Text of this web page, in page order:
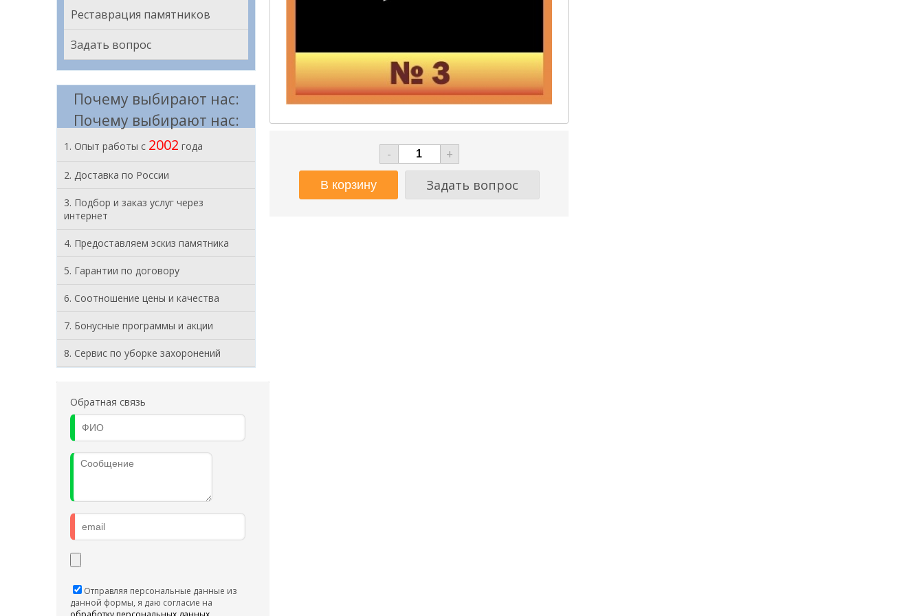
Реставрация памятников
Задать вопрос
Почему выбирают нас:
Почему выбирают нас:
1. Опыт работы с 2002 года
2. Доставка по России
3. Подбор и заказ услуг через
интернет
4. Предоставляем эскиз памятника
5. Гарантии по договору
6. Соотношение цены и качества
7. Бонусные программы и акции
8. Cервис по уборке захоронений
Обратная связь
Отправляя персональные данные из
данной формы, я даю согласие на
-
+
Задать вопрос